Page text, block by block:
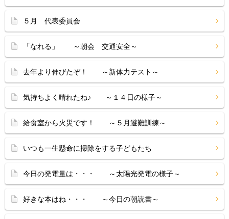
５月 代表委員会
「なれる」 ～朝会 交通安全～
去年より伸びたぞ！ ～新体力テスト～
気持ちよく晴れたね♪ ～１４日の様子～
給食室から火災です！ ～５月避難訓練～
いつも一生懸命に掃除をする子どもたち
今日の発電量は・・・ ～太陽光発電の様子～
好きな本はね・・・ ～今日の朝読書～